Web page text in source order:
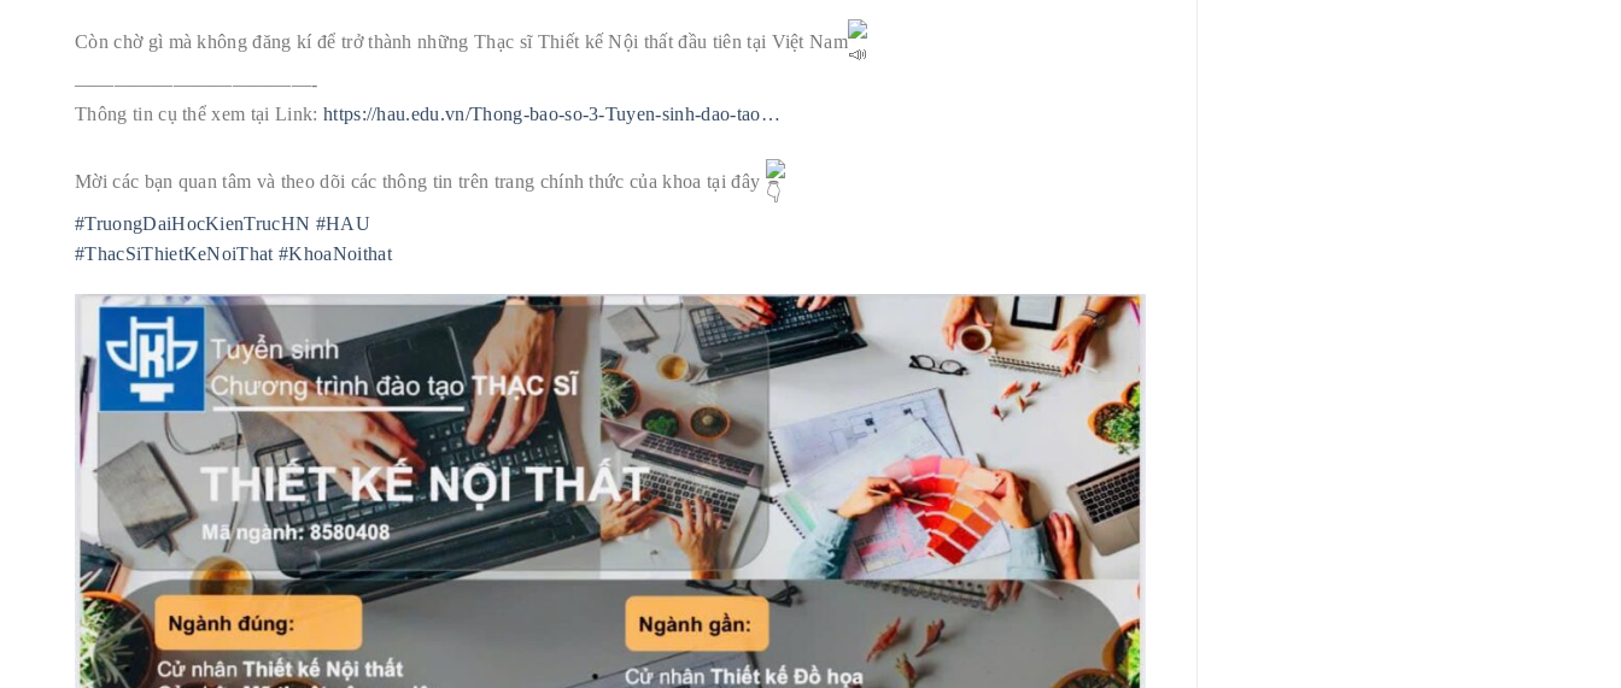
Còn chờ gì mà không đăng kí để trở thành những Thạc sĩ Thiết kế Nội thất đầu tiên tại Việt Nam
————————————-
Thông tin cụ thể xem tại Link: https://hau.edu.vn/Thong-bao-so-3-Tuyen-sinh-dao-tao…
Mời các bạn quan tâm và theo dõi các thông tin trên trang chính thức của khoa tại đây
#TruongDaiHocKienTrucHN #HAU
#ThacSiThietKeNoiThat #KhoaNoithat